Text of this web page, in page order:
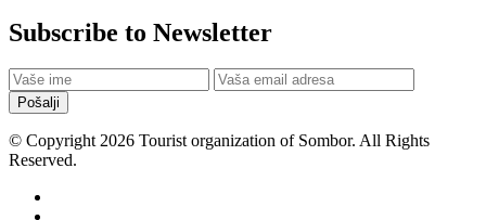
Subscribe to Newsletter
Pošalji
© Copyright 2026 Tourist organization of Sombor. All Rights
Reserved.